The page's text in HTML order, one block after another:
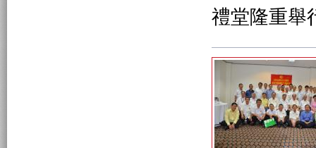
禮堂隆重舉